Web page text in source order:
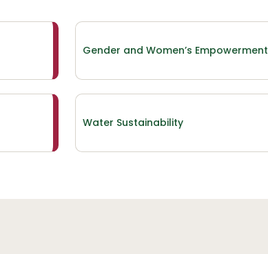
Gender and Women’s Empowerment
Water Sustainability